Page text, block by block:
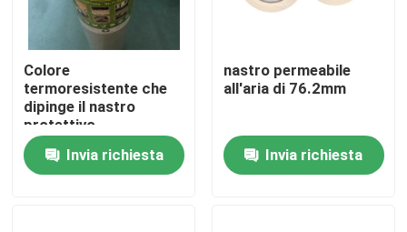
Casa
Prodotti
Colore
termoresistente che
dipinge il nastro
protettivo
dell'automobile di
76mm*50mInvia richiesta
nastro permeabile
all'aria di 76.2mm
Invia richiesta